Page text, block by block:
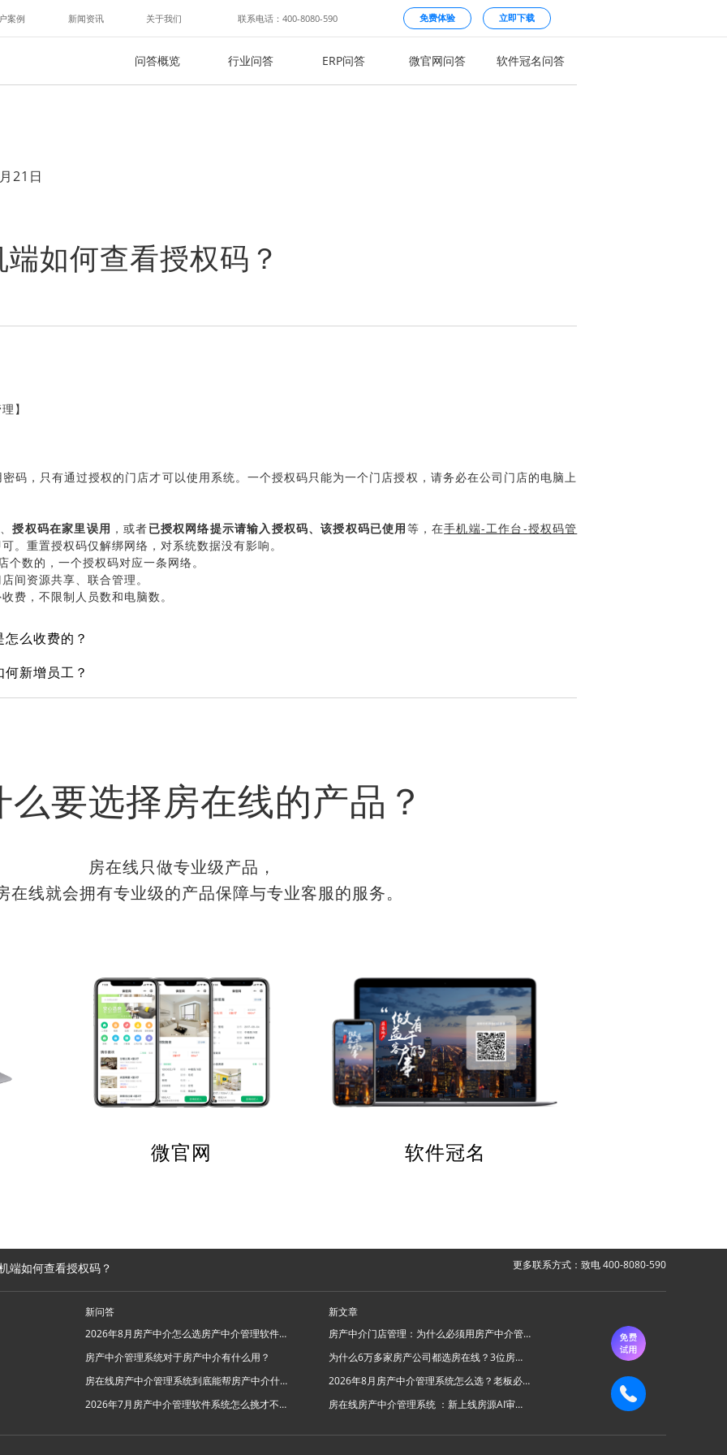
案例 新闻资讯 关于我们 联系电话：400-8080-590 免费体验 立即下载
问答概览 行业问答 ERP问答 微官网问答 软件冠名问答
21日
如何查看授权码？
】
码，只有通过授权的门店才可以使用系统。一个授权码只能为一个门店授权，请务必在公司门店的电脑上
、授权码在家里误用 ，或者已授权网络提示请输入授权码、该授权码已使用等，在手机端-工作台-授权码管
。重置授权码仅解绑网络，对系统数据没有影响。
个数的，一个授权码对应一条网络。
间资源共享、联合管理。
费，不限制人员数和电脑数。
么收费的？
新增员工？
么要选择房在线的产品？
房在线只做专业级产品，
在线就会拥有专业级的产品保障与专业客服的服务。
微官网 软件冠名
端如何查看授权码？ 更多联系方式：致电 400-8080-590
新问答
2026年8月房产中介怎么选房产中介管理软件系统？
房产中介管理系统对于房产中介有什么用？
房在线房产中介管理系统到底能帮房产中介什么忙？
2026年7月房产中介管理软件系统怎么挑才不踩坑？
新文章
房产中介门店管理：为什么必须用房产中介管理系统？
为什么6万多家房产公司都选房在线？3位房产中介老板的真实心声
2026年8月房产中介管理系统怎么选？老板必看的“避坑六步法”
房在线房产中介管理系统 ：新上线房源AI审批功能